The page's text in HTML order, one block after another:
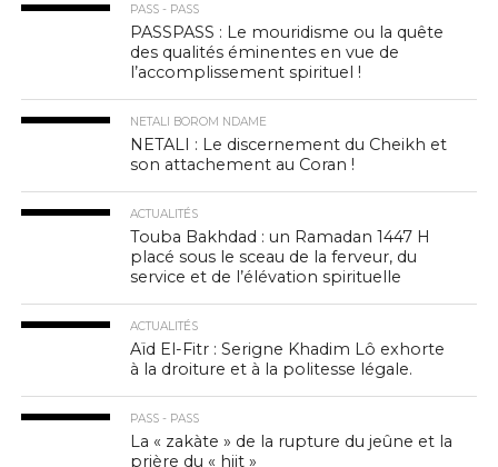
PASS - PASS
PASSPASS : Le mouridisme ou la quête
des qualités éminentes en vue de
l’accomplissement spirituel !
NETALI BOROM NDAME
NETALI : Le discernement du Cheikh et
son attachement au Coran !
ACTUALITÉS
Touba Bakhdad : un Ramadan 1447 H
placé sous le sceau de la ferveur, du
service et de l’élévation spirituelle
ACTUALITÉS
Aïd El-Fitr : Serigne Khadim Lô exhorte
à la droiture et à la politesse légale.
PASS - PASS
La « zakàte » de la rupture du jeûne et la
prière du « hiit »